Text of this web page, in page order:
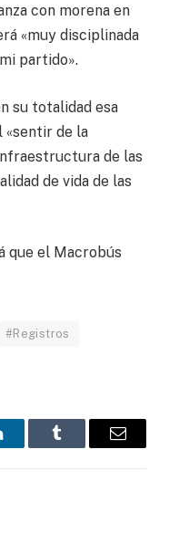
con morena en
«muy disciplinada
partido».
su totalidad esa
«sentir de la
de las
de vida de las
que el Macrobús
#Registros
Tumblr Email